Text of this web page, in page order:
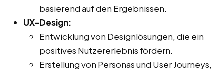
basierend auf den Ergebnissen.
UX-Design:
Entwicklung von Designlösungen, die ein
positives Nutzererlebnis fördern.
Erstellung von Personas und User Journeys,